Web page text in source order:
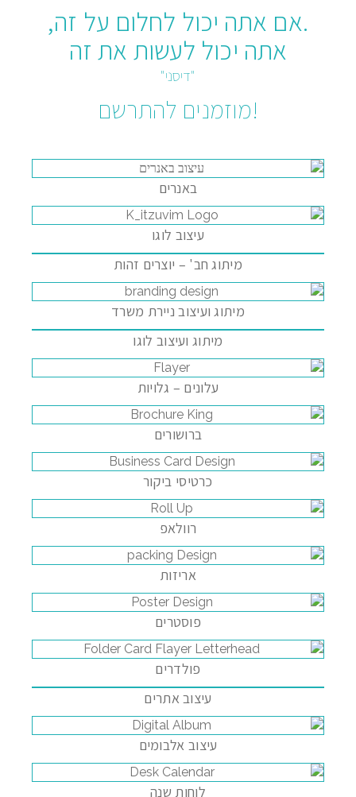
.אם אתה יכול לחלום על זה,
אתה יכול לעשות את זה
"דיסני"
!מוזמנים להתרשם
באנרים
עיצוב לוגו
מיתוג חב' – יוצרים זהות
מיתוג ועיצוב ניירת משרד
מיתוג ועיצוב לוגו
עלונים – גלויות
ברושורים
כרטיסי ביקור
רוולאפ
אריזות
פוסטרים
פולדרים
עיצוב אתרים
עיצוב אלבומים
לוחות שנה